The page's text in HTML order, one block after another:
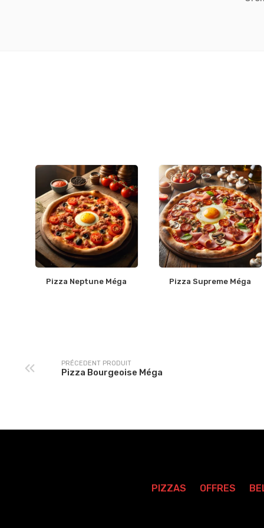
Pizza Neptune Méga Pizza Supreme Méga
PRÉCEDENT PRODUIT
Pizza Bourgeoise Méga
PIZZAS OFFRES